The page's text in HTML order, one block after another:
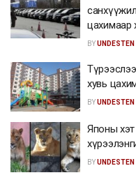
цахимаар
BYUNDESTEN
хувь
BYUNDESTEN
Японы хэт
BYUNDESTEN